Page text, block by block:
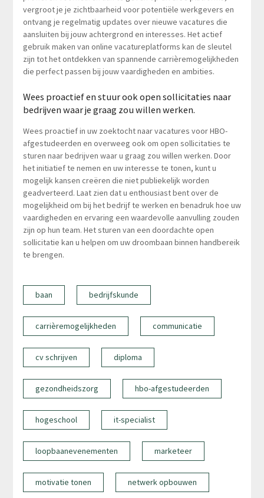
vergroot je je zichtbaarheid voor potentiële werkgevers en
ontvang je regelmatig updates over nieuwe vacatures die
aansluiten bij jouw achtergrond en interesses. Het actief
gebruik maken van online vacatureplatforms kan de sleutel
zijn tot het ontdekken van spannende carrièremogelijkheden
die perfect passen bij jouw vaardigheden en ambities.
Wees proactief en stuur ook open sollicitaties naar
bedrijven waar je graag zou willen werken.
Wees proactief in uw zoektocht naar vacatures voor HBO-
afgestudeerden en overweeg ook om open sollicitaties te
sturen naar bedrijven waar u graag zou willen werken. Door
het initiatief te nemen en uw interesse te tonen, kunt u
mogelijk kansen creëren die niet publiekelijk worden
geadverteerd. Laat zien dat u enthousiast bent over de
mogelijkheid om bij het bedrijf te werken en benadruk hoe uw
vaardigheden en ervaring een waardevolle aanvulling zouden
zijn op hun team. Het sturen van een doordachte open
sollicitatie kan u helpen om uw droombaan binnen handbereik
te brengen.
baan bedrijfskunde
carrièremogelijkheden communicatie
cv schrijven diploma
gezondheidszorg hbo-afgestudeerden
hogeschool it-specialist
loopbaanevenementen marketeer
motivatie tonen netwerk opbouwen